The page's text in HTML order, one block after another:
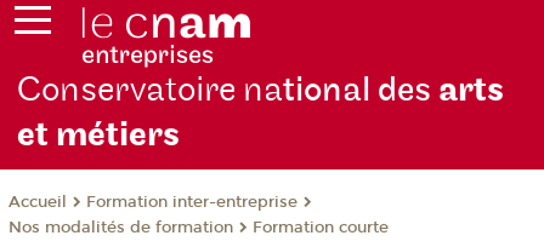
Conservatoire national des arts
et métiers
Accueil
Formation inter-entreprise
Nos modalités de formation
Formation courte